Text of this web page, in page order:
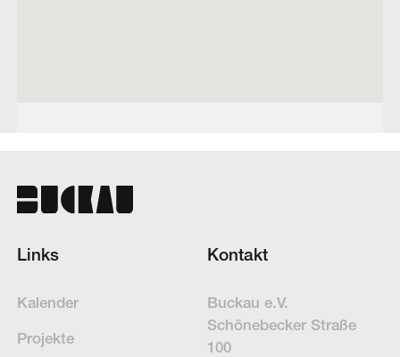
Links
Kalender
Projekte
Kontakt
Buckau e.V.
Schöne­becker Straße
100